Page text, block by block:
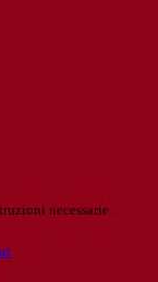
necessarie.